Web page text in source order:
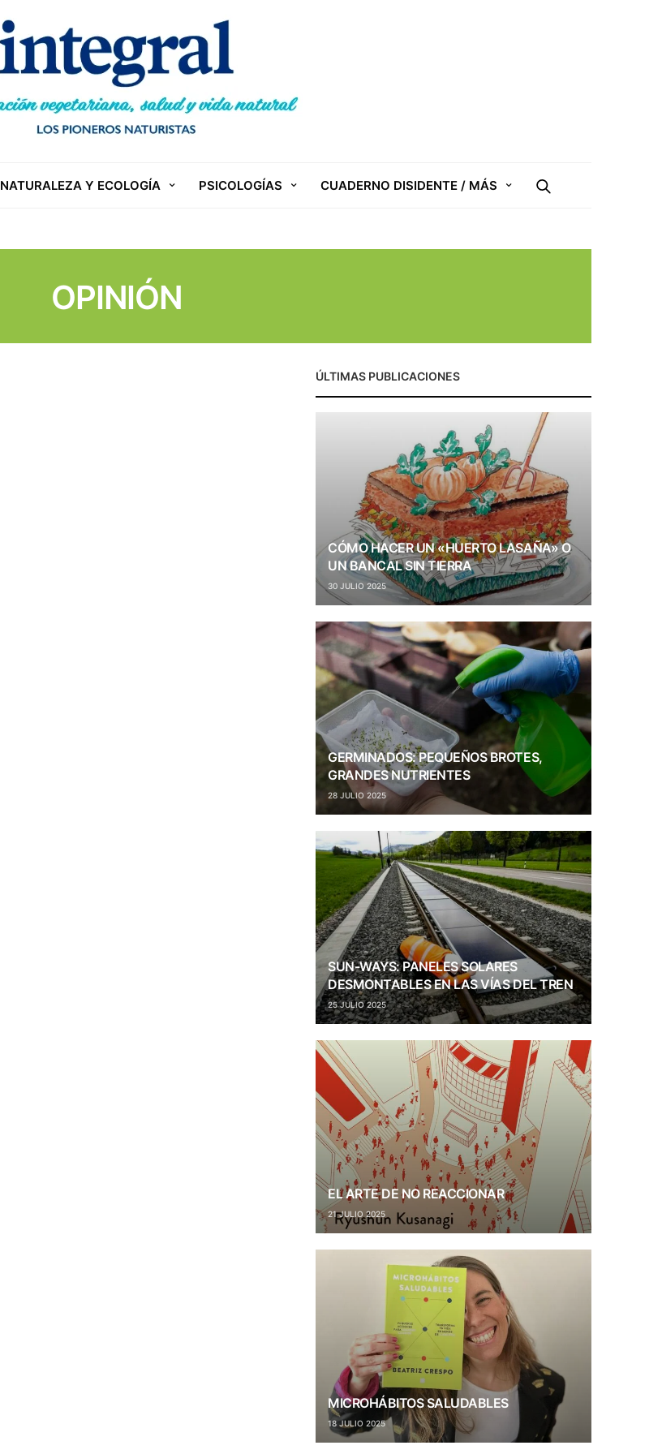
NATURALEZA Y ECOLOGÍA PSICOLOGÍAS CUADERNO DISIDENTE / MÁS
OPINIÓN
ÚLTIMAS PUBLICACIONES
CÓMO HACER UN «HUERTO LASAÑA» O
UN BANCAL SIN TIERRA
30 JULIO 2025
GERMINADOS: PEQUEÑOS BROTES,
GRANDES NUTRIENTES
28 JULIO 2025
SUN-WAYS: PANELES SOLARES
DESMONTABLES EN LAS VÍAS DEL TREN
25 JULIO 2025
EL ARTE DE NO REACCIONAR
21 JULIO 2025
MICROHÁBITOS SALUDABLES
18 JULIO 2025